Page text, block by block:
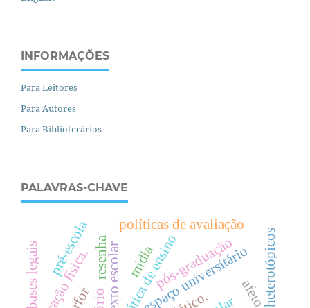
INFORMAÇÕES
Para Leitores
Para Autores
Para Bibliotecários
PALAVRAS-CHAVE
resenhaprática de ensino
texto escolar
políticas de avaliação
espaço universitário
pós-graduação
mídia
.
pré-escola
bases legais afeto